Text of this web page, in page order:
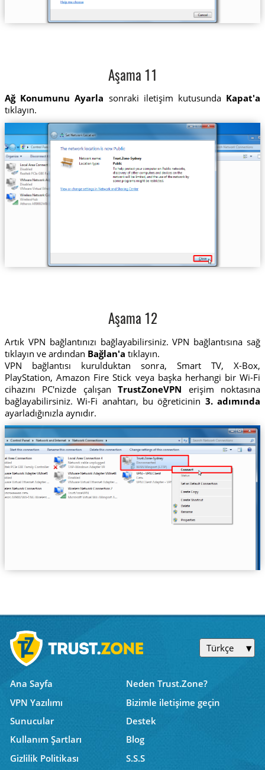
Aşama 11
Ağ Konumunu Ayarla sonraki iletişim kutusunda Kapat'a
tıklayın.
Aşama 12
Artık VPN bağlantınızı bağlayabilirsiniz. VPN bağlantısına sağ
tıklayın ve ardından Bağlan'a tıklayın.
VPN bağlantısı kurulduktan sonra, Smart TV, X-Box,
PlayStation, Amazon Fire Stick veya başka herhangi bir Wi-Fi
cihazını PC'nizde çalışanTrustZoneVPN erişim noktasına
bağlayabilirsiniz. Wi-Fi anahtarı, bu öğreticinin 3. adımında
ayarladığınızla aynıdır.
Türkçe
Ana Sayfa
Neden Trust.Zone?
VPN Yazılımı
Bizimle iletişime geçin
Sunucular
Destek
Kullanım Şartları
Blog
Gizlilik Politikası
S.S.S